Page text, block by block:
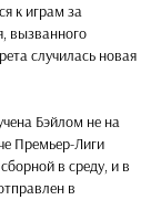
к играм за
вызванного
случилась новая
Бэйлом не на
Премьер-Лиги
в среду, и в
в